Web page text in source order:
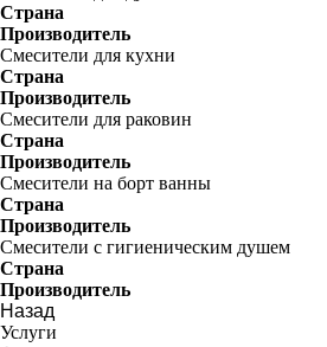
Страна
Производитель
Смесители для кухни
Страна
Производитель
Смесители для раковин
Страна
Производитель
Смесители на борт ванны
Страна
Производитель
Смесители с гигиеническим душем
Страна
Производитель
Назад
Услуги